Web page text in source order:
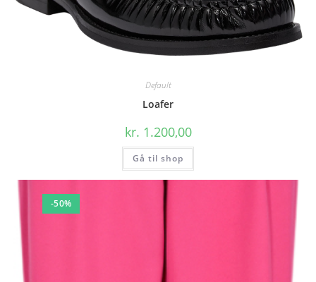
Default
Loafer
kr. 1.200,00
Gå til shop
-50%